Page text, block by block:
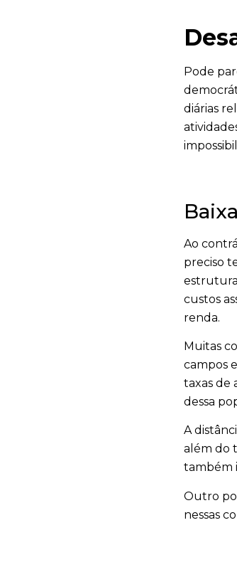
Pode
diárias
Ao
preciso
custos
renda.
Muitas
campos
taxas de
dessa
A
além do
também
Outro
nessas